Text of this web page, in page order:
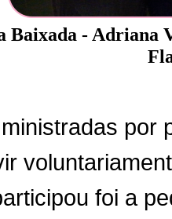
Baixada - Adriana
por
foi a